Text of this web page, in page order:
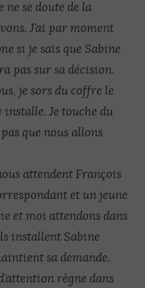
ne se doute de la
J’ai par moment
si je sais que Sabine
pas sur sa décision.
je sors du coffre le
Je touche du
que nous allons
attendent François
et un jeune
et moi attendons dans
installent Sabine
sa demande.
règne dans